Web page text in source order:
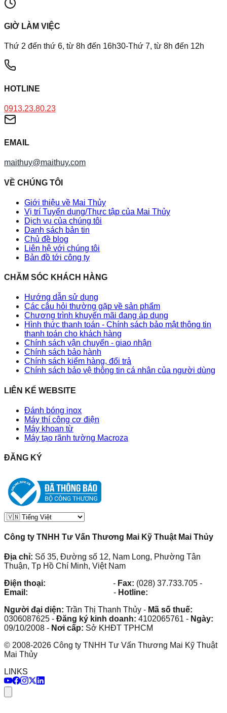
GIỜ LÀM VIỆC
Thứ 2 đến thứ 6, từ 8h đến 16h30-Thứ 7, từ 8h đến 12h
HOTLINE
0913.23.80.23
EMAIL
maithuy@maithuy.com
VỀ CHÚNG TÔI
Giới thiệu về Mai Thủy
Vị trí Tuyển dụng/Thực tập của Mai Thủy
Dịch vụ của chúng tôi
Danh sách bản tin
Chủ đề blog
Liên hệ với chúng tôi
Bản đồ tới công ty
CHĂM SÓC KHÁCH HÀNG
Hướng dẫn sử dụng
Các câu hỏi thường gặp về sản phẩm
Chương trình khuyến mãi đang áp dụng
Hình thức thanh toán - Chính sách bảo mật thông tin
thanh toán cho khách hàng
Chính sách vận chuyển - giao nhận
Chính sách bảo hành
Chính sách kiểm hàng, đổi trả
Chính sách bảo vệ thông tin cá nhân của người dùng
LIÊN KẾ WEBSITE
Đánh bóng inox
Máy thí công cơ điện
Máy khoan từ
Máy tạo rãnh tường Macroza
ĐĂNG KÝ
Công ty TNHH Tư Vấn Thương Mai Kỹ Thuật Mai Thủy
Địa chỉ: Số 35, Đường số 12, Nam Long, Phường Tân
Thuận, Tp Hồ Chí Minh, Việt Nam
Điện thoại:
- Fax: (028) 37.733.705 -
Email:
- Hotline:
Người đại diện: Trần Thị Thanh Thủy - Mã số thuế:
0306087625 - Đăng ký kinh doanh: 4102065761 - Ngày:
09/10/2008 - Nơi cấp: Sở KHĐT TPHCM
© 2008-2026 Công ty TNHH Tư Vấn Thương Mai Kỹ Thuật
Mai Thủy
LINKS